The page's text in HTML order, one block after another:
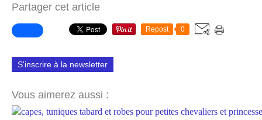
Partager cet article
Repost 0
S'inscrire à la newsletter
Vous aimerez aussi :